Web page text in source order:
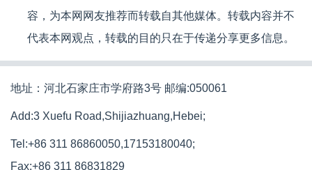
容，为本网网友推荐而转载自其他媒体。转载内容并不
代表本网观点，转载的目的只在于传递分享更多信息。
地址：河北石家庄市学府路3号 邮编:050061
Add:3 Xuefu Road,Shijiazhuang,Hebei;
Tel:+86 311 86860050,17153180040;
Fax:+86 311 86831829